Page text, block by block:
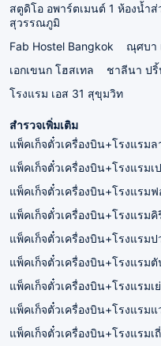
สตูดิโอ อพาร์ตเมนต์ 1 ห้องน้ำ
สุวรรณภูมิ
Fab Hostel Bangkok
ณุศบา
เอกเขนก โฮสเทล
ชาลีนา ปริ้
โรงแรม เอส 31 สุขุมวิท
สำรวจเพิ่มเติม
แพ็คเก็จตั๋วเครื่องบิน+โรงแรมล
แพ็คเก็จตั๋วเครื่องบิน+โรงแรม
แพ็คเก็จตั๋วเครื่องบิน+โรงแรม
แพ็คเก็จตั๋วเครื่องบิน+โรงแรม
แพ็คเก็จตั๋วเครื่องบิน+โรงแรมป
แพ็คเก็จตั๋วเครื่องบิน+โรงแรมตั
แพ็คเก็จตั๋วเครื่องบิน+โรงแรมเ
แพ็คเก็จตั๋วเครื่องบิน+โรงแรมแ
แพ็คเก็จตั๋วเครื่องบิน+โรงแรมเ